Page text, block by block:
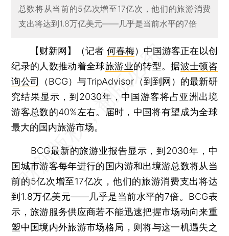
总数将从当前的5亿次增至17亿次，他们的旅游消费
支出将达到1.8万亿美元——几乎是当前水平的7倍
【财新网】（记者 何春梅） 中国游客正在以创
纪录的人数推动着全球旅游业的转型。据波士顿咨
询公司
（BCG）与TripAdvisor（到到网）的最新研
究结果显示，到2030年，中国游客将占亚洲出境
游客总数的40%左右。届时，中国将有望成为全球
最大的国内旅游市场。
BCG最新的旅游业报告显示，到2030年，中
国城市游客每年进行的国内游和出境游总数将从当
前的5亿次增至17亿次，他们的旅游消费支出将达
到1.8万亿美元——几乎是当前水平的7倍。BCG表
示，旅游服务供应商若不能迅速把握市场动向来重
塑中国境内外旅游市场格局，则将与这一机遇失之